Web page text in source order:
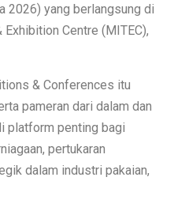
2026) yang berlangsung di
Centre (MITEC),
& Conferences itu
pameran dari dalam dan
platform penting bagi
pertukaran
dalam industri pakaian,